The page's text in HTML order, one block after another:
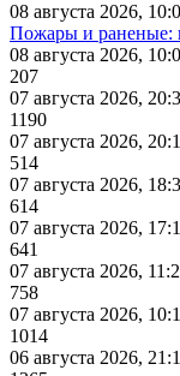
08 августа 2026,
Пожары и раненые:
08 августа 2026,
207
07 августа 2026,
1190
07 августа 2026,
514
07 августа 2026,
614
07 августа 2026,
641
07 августа 2026,
758
07 августа 2026,
1014
06 августа 2026,